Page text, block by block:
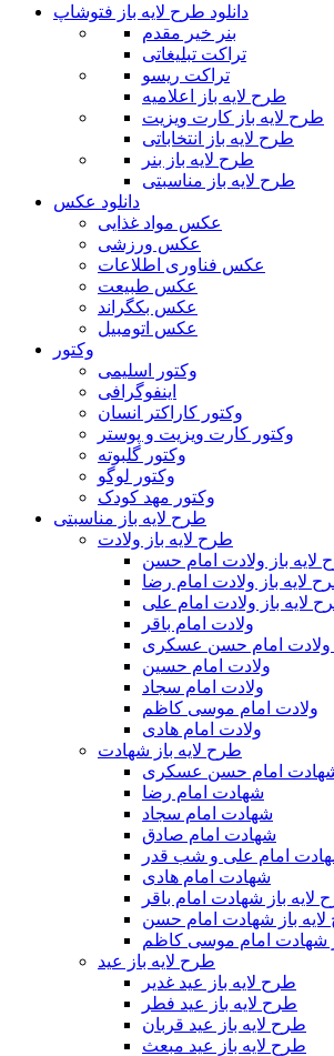
دانلود طرح لایه باز فتوشاپ
بنر خیر مقدم
تراکت تبلیغاتی
تراکت ریسو
طرح لایه باز اعلامیه
طرح لایه باز کارت ویزیت
طرح لایه باز انتخاباتی
طرح لایه باز بنر
طرح لایه باز مناسبتی
دانلود عکس
عکس مواد غذایی
عکس ورزشی
عکس فناوری اطلاعات
عکس طبیعت
عکس بکگراند
عکس اتومبیل
وکتور
وکتور اسلیمی
اینفوگرافی
وکتور کاراکتر انسان
وکتور کارت ویزیت و پوستر
وکتور گلبوته
وکتور لوگو
وکتور مهد کودک
طرح لایه باز مناسبتی
طرح لایه باز ولادت
لایه باز ولادت امام حسن
لایه باز ولادت امام رضا
لایه باز ولادت امام علی
ولادت امام باقر
ولادت امام حسین
ولادت امام سجاد
ولادت امام موسی کاظم
ولادت امام هادی
طرح لایه باز شهادت
امام حسن عسکری
شهادت امام رضا
شهادت امام سجاد
شهادت امام صادق
امام علی و شب قدر
شهادت امام هادی
لایه باز شهادت امام باقر
باز شهادت امام حسن
شهادت امام موسی کاظم
طرح لایه باز عید
طرح لایه باز عید غدیر
طرح لایه باز عید فطر
طرح لایه باز عید قربان
طرح لایه باز عید مبعث